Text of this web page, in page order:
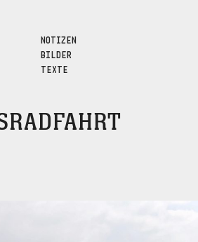
NOTIZEN
BILDER
TEXTE